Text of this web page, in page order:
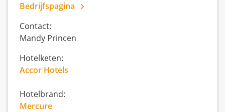
Bedrijfspagina
Contact:
Mandy Princen
Hotelketen:
Accor Hotels
Hotelbrand:
Mercure